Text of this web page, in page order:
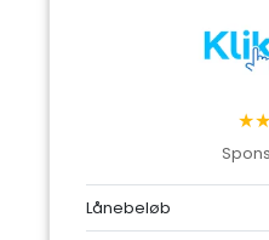
Lånebeløb